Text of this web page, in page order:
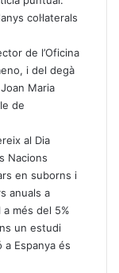
col·laterals
de l’Oficina
i del degà
Maria
de
al Dia
Nacions
en suborns i
anuals a
més del 5%
un estudi
Espanya és